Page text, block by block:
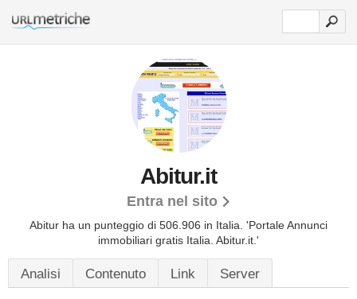
Abitur.it
Entra nel sito
Abitur ha un punteggio di 506.906 in Italia. 'Portale Annunci
immobiliari gratis Italia. Abitur.it.'
Analisi Contenuto Link Server